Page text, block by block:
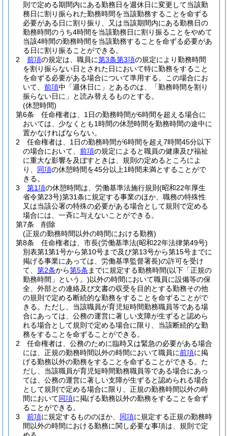
則で定める期間内にある勤務日を週休日に変更して当該勤
務日に割り振られた勤務時間を当該勤務することを命ずる
必要がある日に割り振り、又は当該期間内にある勤務日の
勤務時間のうち4時間を当該勤務日に割り振ることをやめて
当該4時間の勤務時間を当該勤務することを命ずる必要があ
る日に割り振ることができる。
2
前項の規定は、職員に第3条第3項の規定により勤務時間
を割り振らない日とされた日において特に勤務をすること
を命ずる必要がある場合について準用する。
この場合にお
いて、 前項中「週休日に」とあるのは、「勤務時間を割り
振らない日に」と読み替えるものとする。
(休憩時間)
第6条
任命権者は、1日の勤務時間が6時間を超える場合に
おいては、少なくとも1時間の休憩時間を勤務時間の途中に
置かなければならない。
2
任命権者は、1日の勤務時間が6時間を超え7時間45分以下
の場合において、 前項の規定によると職員の健康及び福祉
に重大な影響を及ぼすときは、規則の定めるところによ
り、 同項の休憩時間を45分以上1時間未満とすることがで
きる。
3
第1項の休憩時間は、労働基準法施行規則 (昭和22年厚生
省令第23号)第31条に規定する事業のほか、職務の特殊性
又は当該公署の特殊の必要がある場合として規則で定める
場合には、一斉に与えないことができる。
第7条
削除
(正規の勤務時間以外の時間における勤務)
第8条
任命権者は、市長(労働基準法(昭和22年法律第49号)
別表第1第1号から第10号まで及び第13号から第15号までに
掲げる事業にあっては、労働基準監督署長)の許可を受け
て、 第2条から第5条 までに規定する勤務時間(以下「正規の
勤務時間」という。)以外の時間において職員に設備等の保
全、外部との連絡及び文書の収受を目的とする勤務その他
の規則で定める断続的な勤務をすることを命ずることがで
きる。 ただし、当該職員が育児短時間勤務職員等である場
合にあっては、公務の運営に著しい支障が生ずると認めら
れる場合として規則で定める場合に限り、当該断続的な勤
務をすることを命ずることができる。
2
任命権者は、公務のために臨時又は緊急の必要がある場合
には、正規の勤務時間以外の時間において職員に前項に掲
げる勤務以外の勤務をすることを命ずることができる。 た
だし、当該職員が育児短時間勤務職員等である場合にあっ
ては、公務の運営に著しい支障が生ずると認められる場合
として規則で定める場合に限り、正規の勤務時間以外の時
間において同項に掲げる勤務以外の勤務をすることを命ず
ることができる。
3
前項に規定するもののほか、 同項に規定する正規の勤務時
間以外の時間における勤務に関し必要な事項は、規則で定